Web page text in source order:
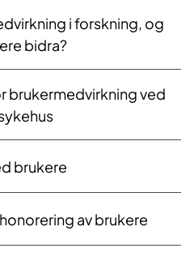
i forskning, og
bidra?
brukermedvirkning ved
brukere
av brukere